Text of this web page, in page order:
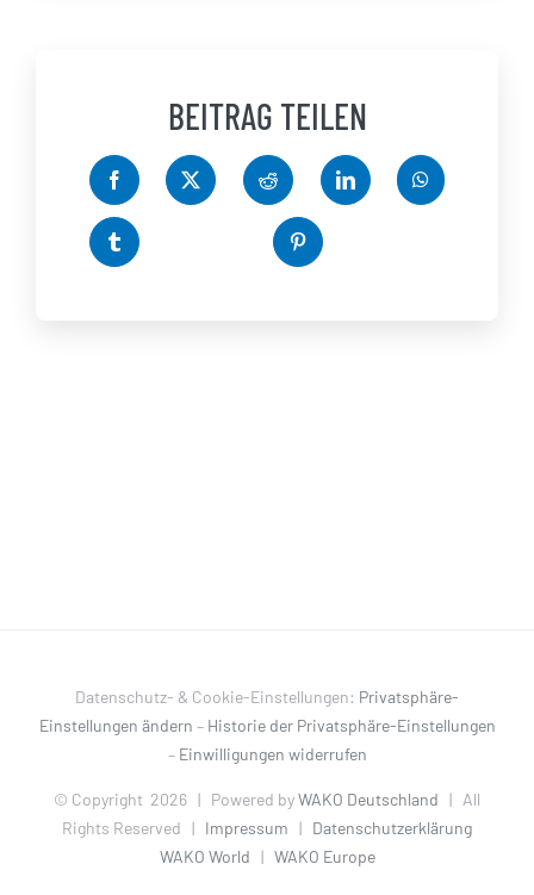
BEITRAG TEILEN
Datenschutz- & Cookie-Einstellungen: Privatsphäre-
Einstellungen ändern – Historie der Privatsphäre-Einstellungen
– Einwilligungen widerrufen
© Copyright 2026 | Powered byWAKO Deutschland | All
Rights Reserved | Impressum | Datenschutzerklärung
WAKO World | WAKO Europe